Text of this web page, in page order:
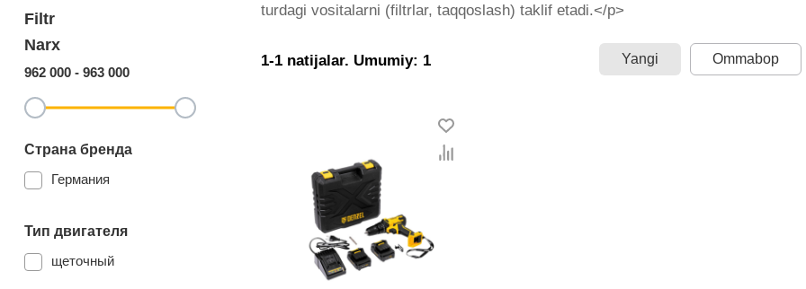
Filtr
Narx
962 000 - 963 000
Страна бренда
Германия
Тип двигателя
щеточный
turdagi vositalarni (filtrlar, taqqoslash) taklif etadi.</p>
1-1 natijalar. Umumiy: 1 Yangi Ommabop